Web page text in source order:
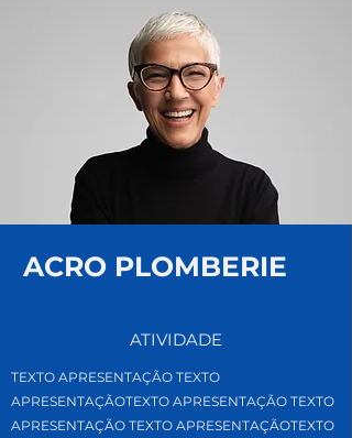
ACRO PLOMBERIE
ATIVIDADE
TEXTO APRESENTAÇÃO TEXTO
APRESENTAÇÃOTEXTO APRESENTAÇÃO TEXTO
APRESENTAÇÃO TEXTO APRESENTAÇÃOTEXTO